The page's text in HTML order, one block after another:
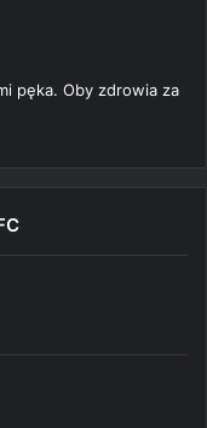
pęka. Oby zdrowia za